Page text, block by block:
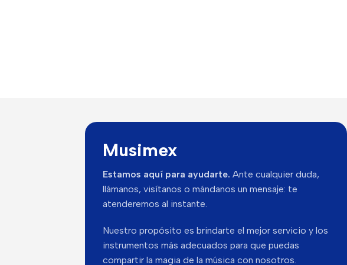
Musimex
Estamos aquí para ayudarte. Ante cualquier duda,
llámanos, visítanos o mándanos un mensaje: te
atenderemos al instante.
Nuestro propósito es brindarte el mejor servicio y los
instrumentos más adecuados para que puedas
compartir la magia de la música con nosotros.